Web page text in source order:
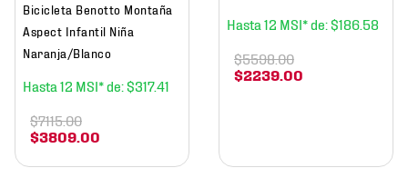
Bicicleta Benotto Montaña
Aspect Infantil Niña
Naranja/Blanco
12 $317.41
$3809.00
$7115.00
12 $186 58
$2239.00
$5598.00